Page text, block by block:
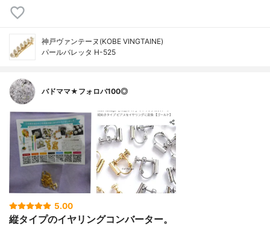
神戸ヴァンテーヌ(KOBE VINGTAINE)
パールバレッタ H-525
バドママ★フォロバ100◎
5.00
縦タイプのイヤリングコンバーター。